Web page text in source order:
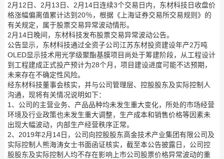
2月12日、2月13日、2月14日连续3个交易日内，东材科技日收盘价
格涨幅偏离值累计达到20％，根据《上海证券交易所交易规则》的
有关规定，属于股票交易异常波动情形。
2月14日晚间，东材科技发布股票交易异常波动公告。
公告显示，东材科技通过全资子公司江苏东材投资建设年产2万吨
OLED显示技术用光学级聚酯基膜项目尚处于筹建阶段，从工程设计
到工程建成正式投产预计为28个月，项目建设进度可能不达预期，
未来存在不确定性风险。
经东材科技董事会核实，并与公司管理层、控股股东及实际控制人
沟通，现将有关情况说明如下：
1、公司的主营业务、产品品种均未发生重大变化，所处的市场经营
环境及行业政策也未发生重大调整，生产成本和销售价格等因素未
出现大幅波动，内部生产经营秩序正常。
2、2019年2月14日，公司向控股股东高金技术产业集团有限公司及
实际控制人熊海涛女士书面函证核实，截至本公告披露日，公司控
股股东及实际控制人均不存在影响上市公司股票价格异常波动的重